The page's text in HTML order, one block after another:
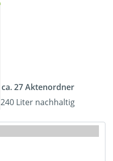
ca. 27 Aktenordner
240 Liter nachhaltig